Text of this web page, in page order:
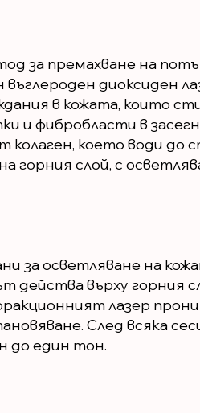
за премахване на
диоксиден
в кожата, които
и фибробласти в
което води до
горния слой, с
за осветляване на
действа върху горния
лазер
След всяка
до един тон.